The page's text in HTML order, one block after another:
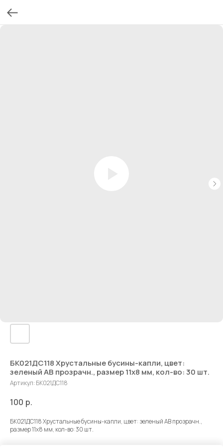
БК021ДС118 Хрустальные бусины-капли, цвет:
зеленый AB прозрачн., размер 11х8 мм, кол-во: 30 шт.
Артикул: БК021ДС118
100 р.
БК021ДС118 Хрустальные бусины-капли, цвет: зеленый AB прозрачн.,
размер 11х8 мм, кол-во: 30 шт.